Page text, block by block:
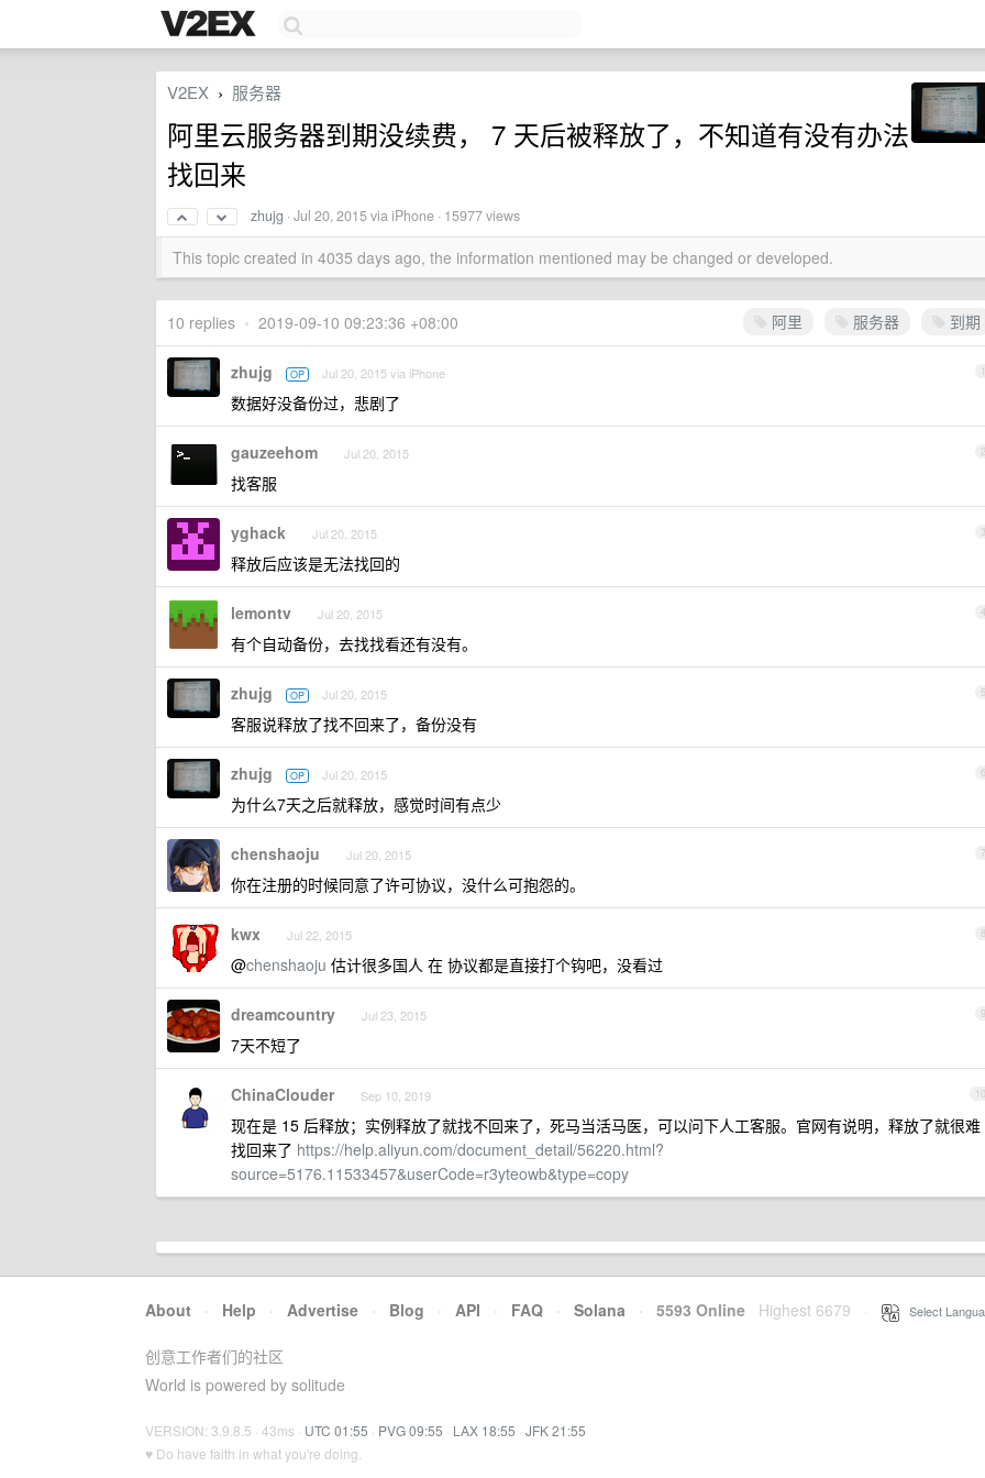
V2EX › 服务器
阿里云服务器到期没续费， 7 天后被释放了，不知道有没有办法
找回来
zhujg ·Jul 20, 2015via iPhone · 15977 views
This topic created in 4035 days ago, the information mentioned may be changed or developed.
阿里 服务器 到期
10 replies • 2019-09-10 09:23:36 +08:00
1
zhujg OP Jul 20, 2015 via iPhone
数据好没备份过，悲剧了
2
gauzeehom Jul 20, 2015
找客服
3
yghack Jul 20, 2015
释放后应该是无法找回的
4
lemontv Jul 20, 2015
有个自动备份，去找找看还有没有。
5
zhujg OP Jul 20, 2015
客服说释放了找不回来了，备份没有
6
zhujg OP Jul 20, 2015
为什么7天之后就释放，感觉时间有点少
7
chenshaoju Jul 20, 2015
你在注册的时候同意了许可协议，没什么可抱怨的。
8
kwx Jul 22, 2015
@chenshaoju 估计很多国人 在 协议都是直接打个钩吧，没看过
9
dreamcountry Jul 23, 2015
7天不短了
10
ChinaClouder Sep 10, 2019
现在是 15 后释放；实例释放了就找不回来了，死马当活马医，可以问下人工客服。官网有说明，释放了就很难
找回来了 https://help.aliyun.com/document_detail/56220.html?
source=5176.11533457&userCode=r3yteowb&type=copy
About · Help · Advertise · Blog · API · FAQ · Solana · 5593 Online Highest 6679 Select
创意工作者们的社区
World is powered by solitude
VERSION: 3.9.8.5 · 43ms · UTC 01:55 · PVG 09:55 · LAX 18:55 · JFK 21:55
♥ Do have faith in what you're doing.